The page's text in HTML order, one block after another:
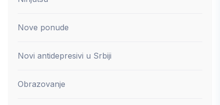
Nove ponude
Novi antidepresivi u Srbiji
Obrazovanje